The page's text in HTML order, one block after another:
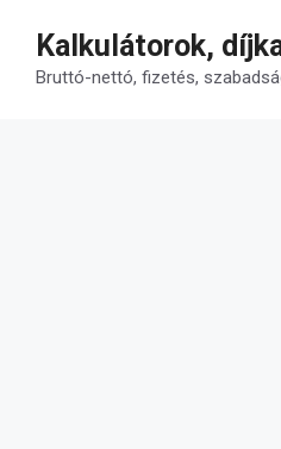
tartalomba
Kalkulátorok,
Bruttó-nettó, fizetés,